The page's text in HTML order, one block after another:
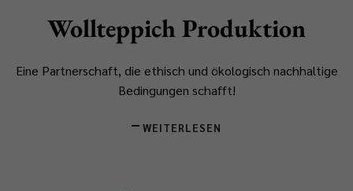
Wollteppich Produktion
Eine Partnerschaft, die ethisch und ökologisch nachhaltige
Bedingungen schafft!
WEITERLESEN